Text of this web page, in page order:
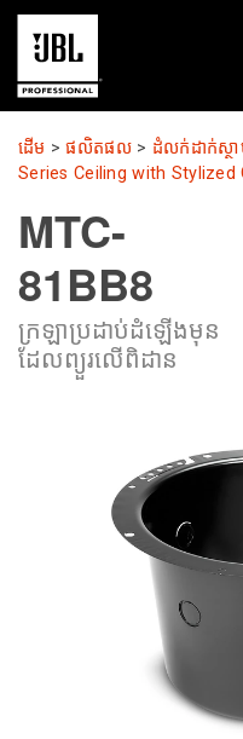
ផលិតផល
សម័យសិក្សា
អំពី
ដើម >ផលិតផល> ដំលក់ដាក់ស្ថ
Series Ceiling with Stylized
MTC-
81BB8
ក្រឡាប្រដាប់ដំឡើងមុន
ដែលព្យួរលើពិដាន